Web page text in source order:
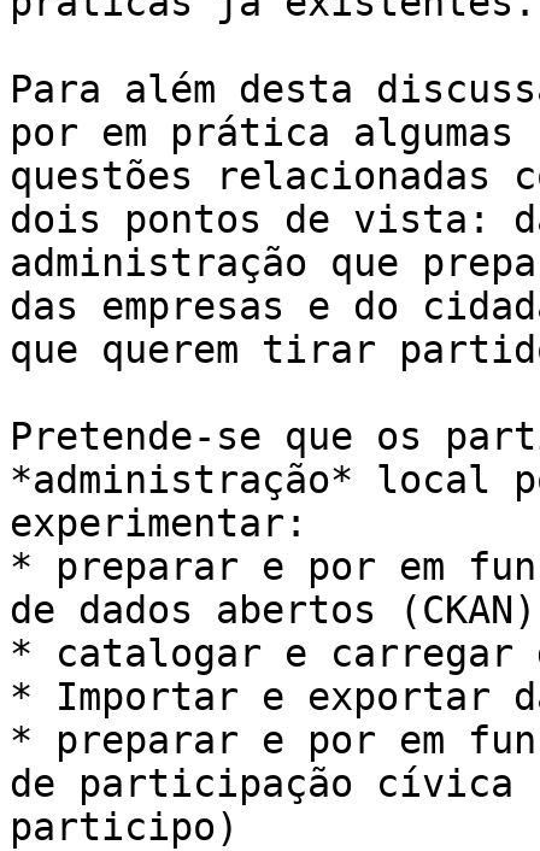
Para além desta
por em prática algumas
questões relacionadas
dois pontos de vista:
administração que
das empresas e do
que querem tirar
Pretende-se que os
*administração* local
experimentar:
* preparar e por em
de dados abertos (CKAN)
* catalogar e carregar
* Importar e exportar
* preparar e por em
de participação cívica
participo)